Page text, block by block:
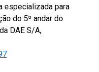
especializada para
do 5º andar do
DAE S/A,